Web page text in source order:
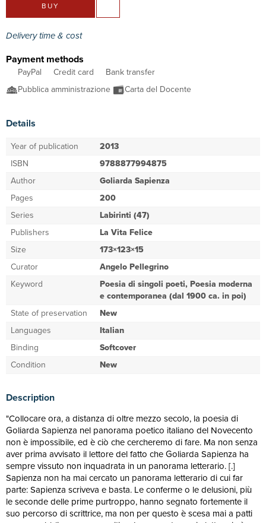
BUY
Delivery time & cost
Payment methods
PayPal Credit card
Bank transfer
Pubblica amministrazione
Carta del Docente
Details
Year of publication
2013
ISBN
9788877994875
Author
Goliarda Sapienza
Pages
200
Series
Labirinti (47)
Publishers
La Vita Felice
Size
173×123×15
Curator
Angelo Pellegrino
Keyword
Poesia di singoli poeti, Poesia moderna
e contemporanea (dal 1900 ca. in poi)
State of preservation
New
Languages
Italian
Binding
Softcover
Condition
New
Description
"Collocare ora, a distanza di oltre mezzo secolo, la poesia di
Goliarda Sapienza nel panorama poetico italiano del Novecento
non è impossibile, ed è ciò che cercheremo di fare. Ma non senza
aver prima avvisato il lettore del fatto che Goliarda Sapienza ha
sempre vissuto non inquadrata in un panorama letterario. [.]
Sapienza non ha mai cercato un panorama letterario di cui far
parte: Sapienza scriveva e basta. Le conferme o le delusioni, più
le seconde delle prime purtroppo, hanno segnato fortemente il
suo percorso di scrittrice, ma non per questo è scesa mai a patti